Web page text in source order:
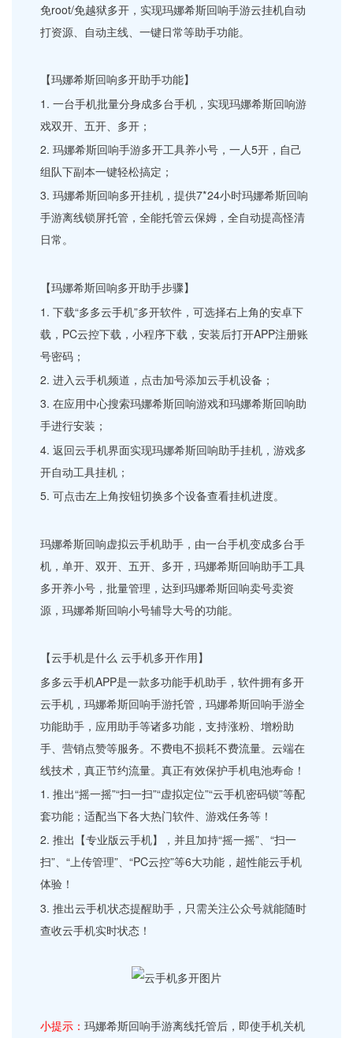
免root/免越狱多开，实现玛娜希斯回响手游云挂机自动
打资源、自动主线、一键日常等助手功能。
【玛娜希斯回响多开助手功能】
1. 一台手机批量分身成多台手机，实现玛娜希斯回响游
戏双开、五开、多开；
2. 玛娜希斯回响手游多开工具养小号，一人5开，自己
组队下副本一键轻松搞定；
3. 玛娜希斯回响多开挂机，提供7*24小时玛娜希斯回响
手游离线锁屏托管，全能托管云保姆，全自动提高怪清
日常。
【玛娜希斯回响多开助手步骤】
1. 下载“多多云手机”多开软件，可选择右上角的安卓下
载，PC云控下载，小程序下载，安装后打开APP注册账
号密码；
2. 进入云手机频道，点击加号添加云手机设备；
3. 在应用中心搜索玛娜希斯回响游戏和玛娜希斯回响助
手进行安装；
4. 返回云手机界面实现玛娜希斯回响助手挂机，游戏多
开自动工具挂机；
5. 可点击左上角按钮切换多个设备查看挂机进度。
玛娜希斯回响虚拟云手机助手，由一台手机变成多台手
机，单开、双开、五开、多开，玛娜希斯回响助手工具
多开养小号，批量管理，达到玛娜希斯回响卖号卖资
源，玛娜希斯回响小号辅导大号的功能。
【云手机是什么 云手机多开作用】
多多云手机APP是一款多功能手机助手，软件拥有多开
云手机，玛娜希斯回响手游托管，玛娜希斯回响手游全
功能助手，应用助手等诸多功能，支持涨粉、增粉助
手、营销点赞等服务。不费电不损耗不费流量。云端在
线技术，真正节约流量。真正有效保护手机电池寿命！
1. 推出“摇一摇”“扫一扫”“虚拟定位”“云手机密码锁”等配
套功能；适配当下各大热门软件、游戏任务等！
2. 推出【专业版云手机】，并且加持“摇一摇”、“扫一
扫”、“上传管理”、“PC云控”等6大功能，超性能云手机
体验！
3. 推出云手机状态提醒助手，只需关注公众号就能随时
查收云手机实时状态！
小提示：玛娜希斯回响手游离线托管后，即使手机关机